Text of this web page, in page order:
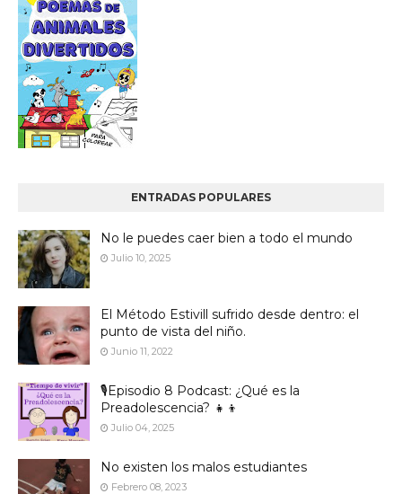
ENTRADAS POPULARES
No le puedes caer bien a todo el mundo
Julio 10, 2025
El Método Estivill sufrido desde dentro: el
punto de vista del niño.
Junio 11, 2022
🎙️Episodio 8 Podcast: ¿Qué es la
Preadolescencia? 👧👦
Julio 04, 2025
No existen los malos estudiantes
Febrero 08, 2023